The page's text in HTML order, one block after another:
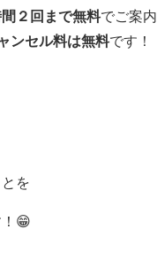
間２回まで無料でご案
ンセル料は無料です！
を
😁